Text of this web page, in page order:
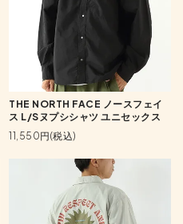
THE NORTH FACE ノースフェイ
ス L/Sヌプシシャツ ユニセックス
11,550円(税込)